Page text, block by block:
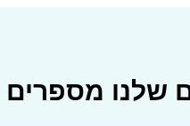
שלנו מספרים